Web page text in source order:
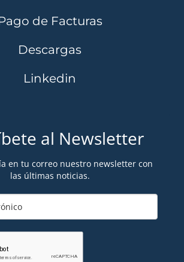
de Facturas
Descargas
Linkedin
al Newsletter
en tu correo nuestro newsletter con
las últimas noticias.